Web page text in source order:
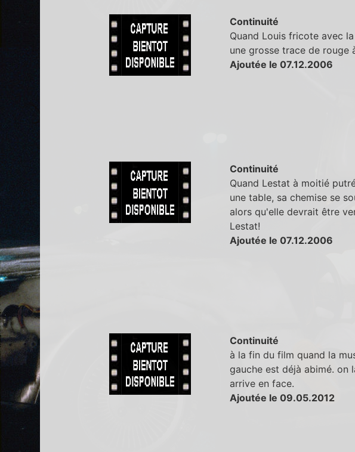
Continuité
Quand Louis fricote avec
une grosse trace de rouge
Ajoutée le 07.12.2006
Continuité
Quand Lestat à moitié
une table, sa chemise se
alors qu'elle devrait être
Lestat!
Ajoutée le 07.12.2006
Continuité
à la fin du film quand la
gauche est déjà abimé.
arrive en face.
Ajoutée le 09.05.2012